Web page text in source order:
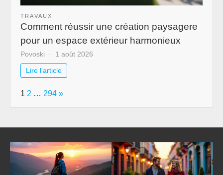
TRAVAUX
Comment réussir une création paysagere
pour un espace extérieur harmonieux
Povoski 1 août 2026
Lire l'article
Page:
1 2 … 294 Next
»